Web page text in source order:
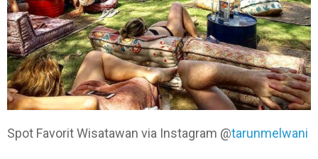
Spot Favorit Wisatawan via Instagram @tarunmelwani